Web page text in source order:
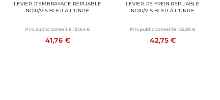
LEVIER D'EMBRAYAGE REPLIABLE
NOIR/VIS BLEU À L'UNITÉ
Prix public conseillé :51,64 €
41,76 €
LEVIER DE FREIN REPLIABLE
NOIR/VIS BLEU À L'UNITÉ
Prix public conseillé :52,80 €
42,75 €